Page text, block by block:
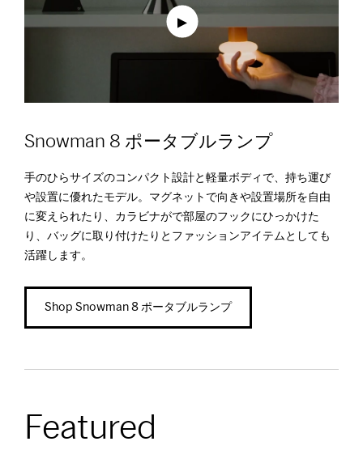
Snowman 8 ポータブルランプ
手のひらサイズのコンパクト設計と軽量ボディで、持ち運び
や設置に優れたモデル。マグネットで向きや設置場所を自由
に変えられたり、カラビナがで部屋のフックにひっかけた
り、バッグに取り付けたりとファッションアイテムとしても
活躍します。
Shop Snowman 8 ポータブルランプ
Featured